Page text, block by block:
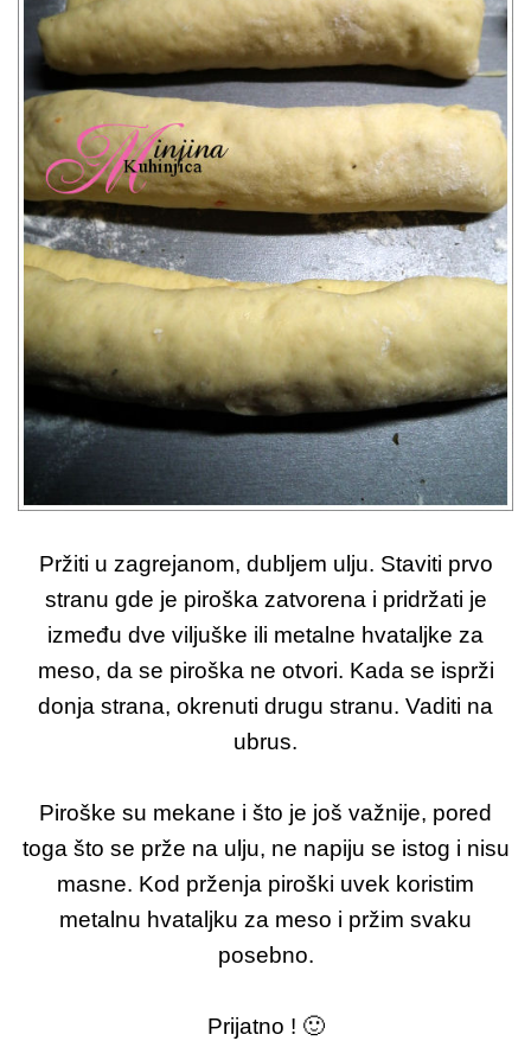
Pržiti u zagrejanom, dubljem ulju. Staviti prvo
stranu gde je piroška zatvorena i pridržati je
između dve viljuške ili metalne hvataljke za
meso, da se piroška ne otvori. Kada se isprži
donja strana, okrenuti drugu stranu. Vaditi na
ubrus.
Piroške su mekane i što je još važnije, pored
toga što se prže na ulju, ne napiju se istog i nisu
masne. Kod prženja piroški uvek koristim
metalnu hvataljku za meso i pržim svaku
posebno.
Prijatno ! 🙂